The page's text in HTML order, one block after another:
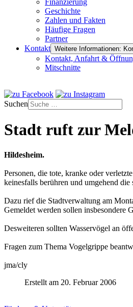
Finanzierung
Geschichte
Zahlen und Fakten
Häufige Fragen
Partner
Kontakt Weitere Informationen:
Kontakt, Anfahrt &
Mitschnitte
Suchen
Stadt ruft zur
Hildesheim.
Personen, die tote, kranke oder
keinesfalls berühren und umgehend
Dazu rief die Stadtverwaltung am
Gemeldet werden sollen insbesondere
Desweiteren sollten Wasservögel an
Fragen zum Thema Vogelgrippe
jma/cly
Erstellt am 20. Februar 2006